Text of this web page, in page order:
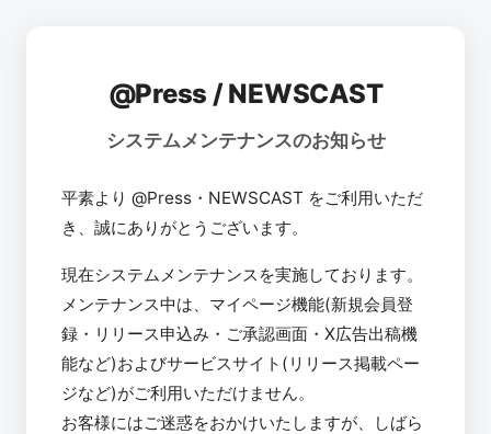
@Press / NEWSCAST
システムメンテナンスのお知らせ
平素より @Press・NEWSCAST をご利用いただ
き、誠にありがとうございます。
現在システムメンテナンスを実施しております。
メンテナンス中は、マイページ機能(新規会員登
録・リリース申込み・ご承認画面・X広告出稿機
能など)およびサービスサイト(リリース掲載ペー
ジなど)がご利用いただけません。
お客様にはご迷惑をおかけいたしますが、しばら